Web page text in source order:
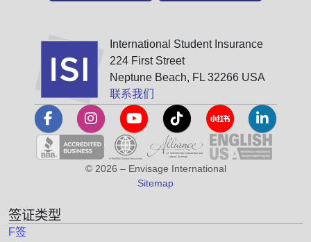
International Student Insurance
224 First Street
Neptune Beach, FL 32266 USA
联系我们
© 2026 – Envisage International
Sitemap
签证类型
F签